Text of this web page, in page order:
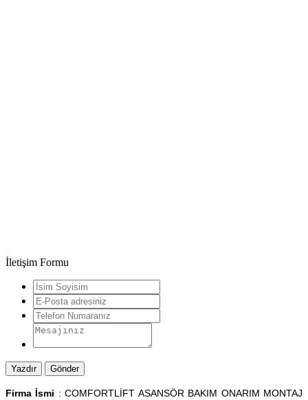
İletişim Formu
Firma İsmi : COMFORTLİFT ASANSÖR BAKIM ONARIM MONTAJ